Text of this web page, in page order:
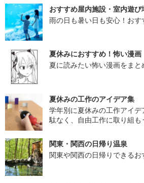
おすすめ屋内施設・室内遊び
雨の日も暑い日も安心！お
夏休みにおすすめ！怖い漫画
夏に読みたい怖い漫画をまと
夏休みの工作のアイデア集
学年別に夏休みの工作アイ
駄なく、自由工作に取り組も
関東・関西の日帰り温泉
関東や関西の日帰りできる